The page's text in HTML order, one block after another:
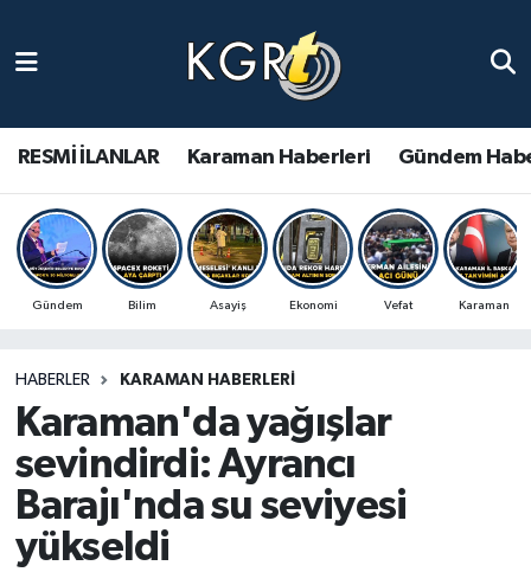
RESMİ İLANLAR Karaman Haberleri Gündem
Gündem Bilim Asayiş Ekonomi Vefat Karaman
HABERLER KARAMAN HABERLERI
Karaman'da yağışlar
sevindirdi: Ayrancı
Barajı'nda su seviyesi
yükseldi
Gündem Haberleri
Güncel Haberler
Spor Haberleri
Ulusal Haberler
Vefat Edenler